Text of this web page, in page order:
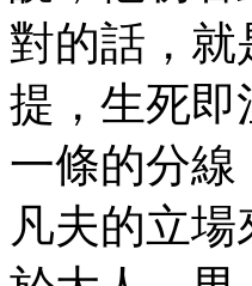
對的話，就
提，生死即
一條的分
凡夫的立